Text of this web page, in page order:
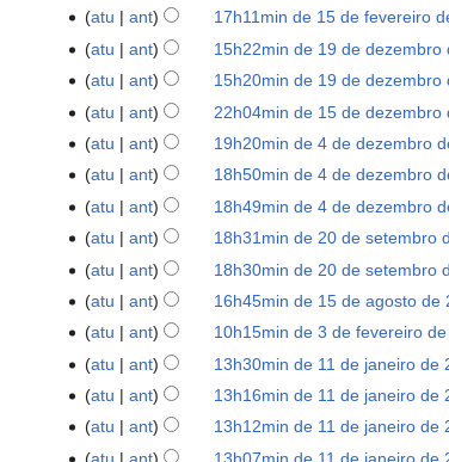
2021
de
fevereiro
2020
S
m
r
e
s
u
o
d
e
e
d
ç
ã
o
atu
ant 17h11min de 15 de fevereiro
S
m
r
e
s
u
o
d
e
e
d
ç
ã
19
de
dezembro
2018
atu ant 15h22min de 19 de dezembro
S
m
r
e
s
u
o
d
e
e
d
ç
atu
ant 15h20min de 19 de dezembro
S
m
r
e
s
u
o
d
e
e
d
15
de
dezembro
2017
atu ant 22h04min de 15 de dezembro
S
m
r
e
s
u
o
d
e
e
d
de
dezembro
2017
atu ant 19h20min de 4 de dezembro
atu
ant 18h50min de 4 de dezembro
atu
ant 18h49min de 4 de dezembro
20
de
setembro
2017
atu ant 18h31min de 20 de setembro
S
m
r
e
s
u
atu
ant 18h30min de 20 de setembro
S
m
r
e
s
u
15
de
agosto
2017
atu ant 16h45min de 15 de agosto de
de
fevereiro
2017
atu ant 10h15min de 3 de fevereiro
S
m
r
11
de
janeiro
atu ant 13h30min de 11 de janeiro de
atu
ant 13h16min de 11 de janeiro de
Satu
ant 13h12min de 11 de janeiro de
S